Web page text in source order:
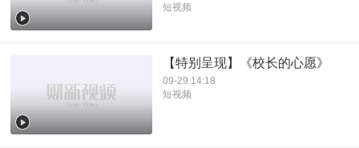
短视频
【特别呈现】《校长的心愿》
09-29 14:18
短视频